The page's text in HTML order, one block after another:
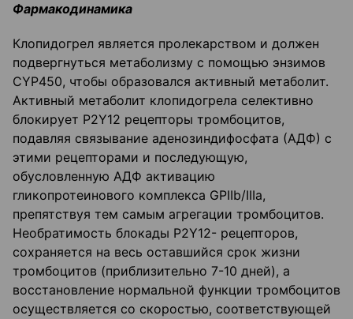
Фармакодинамика
Клопидогрел является пролекарством и должен
подвергнуться метаболизму с помощью энзимов
CYP450, чтобы образовался активный метаболит.
Активный метаболит клопидогрела селективно
блокирует P2Y12 рецепторы тромбоцитов,
подавляя связывание аденозиндифосфата (АДФ) с
этими рецепторами и последующую,
обусловленную АДФ активацию
гликопротеинового комплекса GPIIb/IIIa,
препятствуя тем самым агрегации тромбоцитов.
Необратимость блокады P2Y12- рецепторов,
сохраняется на весь оставшийся срок жизни
тромбоцитов (приблизительно 7-10 дней), а
восстановление нормальной функции тромбоцитов
осуществляется со скоростью, соответствующей